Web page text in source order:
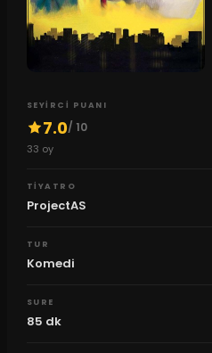
SEYIRCI PUANI
7.0/ 10
33 oy
TIYATRO
ProjectAS
TUR
Komedi
SURE
85 dk